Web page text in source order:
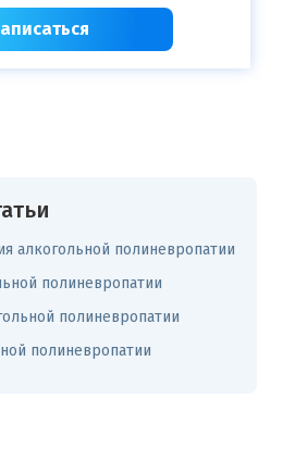
алкогольной полиневропатии
полиневропатии
полиневропатии
полиневропатии